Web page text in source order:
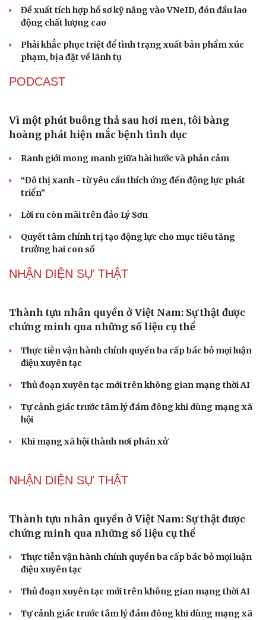
check-in
Cửa sổ tình yêu
Kể chuyện cho bé
Hạt giống tâm hồn
Đề xuất tích hợp hồ sơ kỹ năng vào VNeID, đón đầu lao
động chất lượng cao
Phải khắc phục triệt để tình trạng xuất bản phẩm xúc
phạm, bịa đặt về lãnh tụ
PODCAST
Vì một phút buông thả sau hơi men, tôi bàng
hoàng phát hiện mắc bệnh tình dục
Ranh giới mong manh giữa hài hước và phản cảm
“Đô thị xanh - từ yêu cầu thích ứng đến động lực phát
triển”
Lời ru còn mãi trên đảo Lý Sơn
Quyết tâm chính trị tạo động lực cho mục tiêu tăng
trưởng hai con số
NHẬN DIỆN SỰ THẬT
Thành tựu nhân quyền ở Việt Nam: Sự thật được
chứng minh qua những số liệu cụ thể
Thực tiễn vận hành chính quyền ba cấp bác bỏ mọi luận
điệu xuyên tạc
Thủ đoạn xuyên tạc mới trên không gian mạng thời AI
Tự cảnh giác trước tâm lý đám đông khi dùng mạng xã
hội
Khi mạng xã hội thành nơi phán xử
NHẬN DIỆN SỰ THẬT
Thành tựu nhân quyền ở Việt Nam: Sự thật được
chứng minh qua những số liệu cụ thể
Thực tiễn vận hành chính quyền ba cấp bác bỏ mọi luận
điệu xuyên tạc
Thủ đoạn xuyên tạc mới trên không gian mạng thời AI
Tự cảnh giác trước tâm lý đám đông khi dùng mạng xã